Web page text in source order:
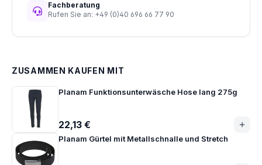
Fachberatung
Rufen Sie an: +49 (0)40 696 66 77 90
ZUSAMMEN KAUFEN MIT
Planam Funktionsunterwäsche Hose lang 275g
22,13 €
Planam Gürtel mit Metallschnalle und Stretch